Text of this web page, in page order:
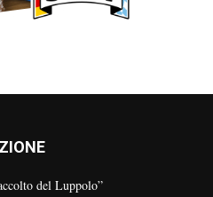
del Luppolo”